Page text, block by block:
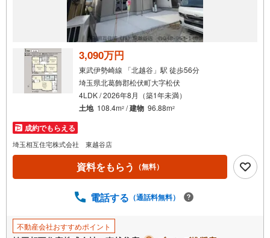
3,090万円
東武伊勢崎線 「北越谷」駅 徒歩56分
埼玉県北葛飾郡松伏町大字松伏
4LDK / 2026年8月（築1年未満）
土地 108.4m2 /建物 96.88m2
成約でもらえる
埼玉相互住宅株式会社 東越谷店
資料をもらう （無料）
電話する （通話料無料）
不動産会社おすすめポイント